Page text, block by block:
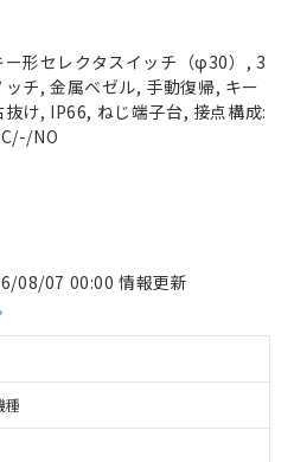
ー形セレクタスイッチ（φ30）, 3
ッチ, 金属ベゼル, 手動復帰, キー
抜け, IP66, ねじ端子台, 接点構成:
NO
08/07 00:00 情報更新
種